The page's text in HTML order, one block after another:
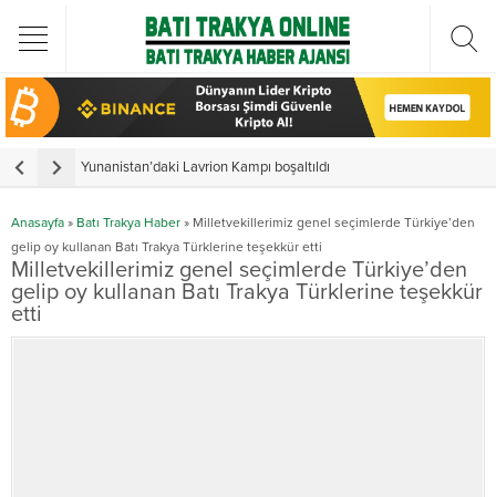
Yunanistan’daki Lavrion Kampı boşaltıldı
Anasayfa » Batı Trakya Haber » Milletvekillerimiz genel seçimlerde Türkiye’den
gelip oy kullanan Batı Trakya Türklerine teşekkür etti
Milletvekillerimiz genel seçimlerde Türkiye’den
gelip oy kullanan Batı Trakya Türklerine teşekkür
etti